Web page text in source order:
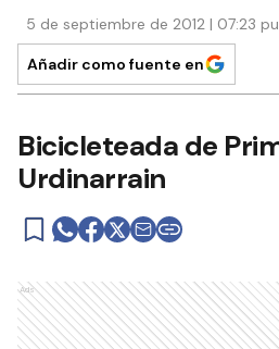
5 de septiembre de 2012 | 07:23
Añadir como fuente en
Bicicleteada de
Urdinarrain
Ads